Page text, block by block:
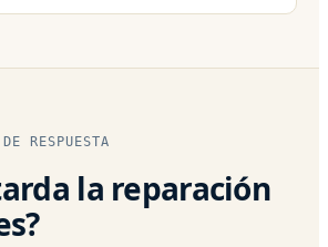
RESPUESTA
la reparación